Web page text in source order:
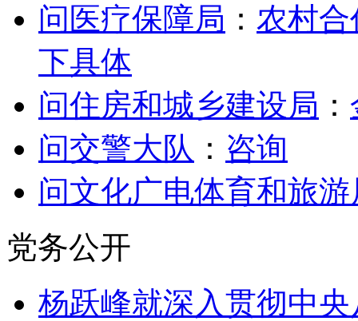
问医疗保障局 ： 农村
下具体
问住房和城乡建设局 ：
问交警大队 ： 咨询
问文化广电体育和旅游
党务公开
杨跃峰就深入贯彻中